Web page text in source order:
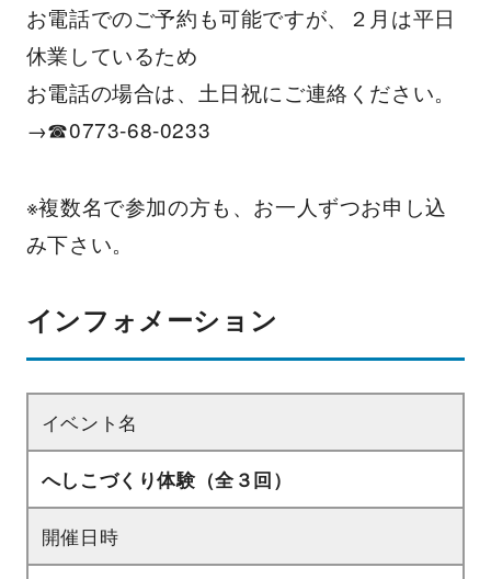
お電話でのご予約も可能ですが、２月は平日
休業しているため
お電話の場合は、土日祝にご連絡ください。
→☎0773-68-0233
※複数名で参加の方も、お一人ずつお申し込
み下さい。
インフォメーション
イベント名
へしこづくり体験（全３回）
開催日時